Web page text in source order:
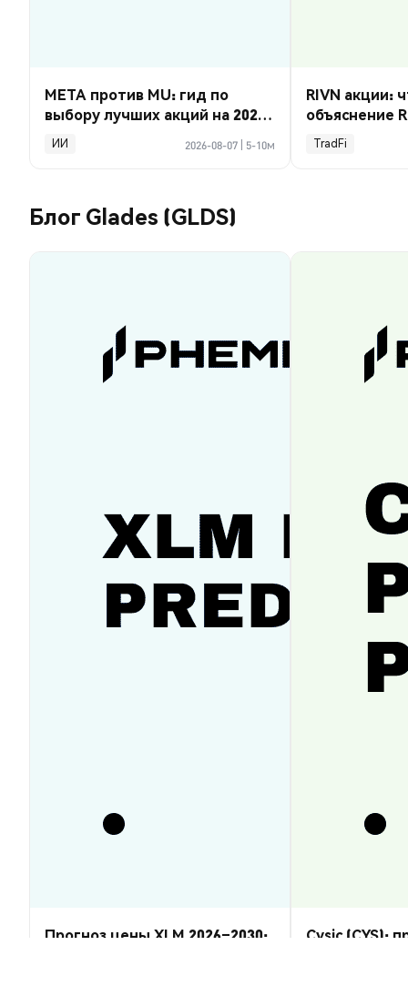
META против MU: гид по
выбору лучших акций на 2026
год
ИИ 2026-08-07 5-10м
RIVN акции:
объяснение
TradFi
Блог Glades (GLDS)
Прогноз цены XLM 2026–2030:
Cysic (CYS):